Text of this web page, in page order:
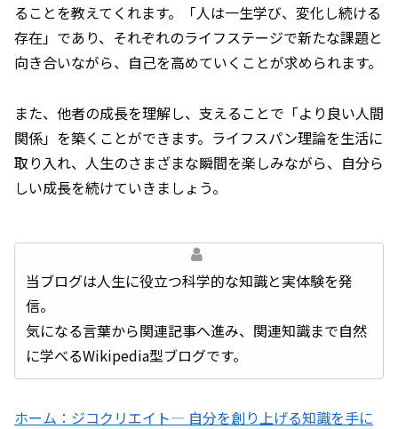
ることを教えてくれます。「人は一生学び、変化し続ける
存在」であり、それぞれのライフステージで新たな課題と
向き合いながら、自己を高めていくことが求められます。
また、他者の成長を理解し、支えることで「より良い人間
関係」を築くことができます。ライフスパン理論を生活に
取り入れ、人生のさまざまな瞬間を楽しみながら、自分ら
しい成長を続けていきましょう。
当ブログは人生に役立つ科学的な知識と実体験を発
信。
気になる言葉から関連記事へ進み、関連知識まで自然
に学べるWikipedia型ブログです。
ホーム：ジコクリエイト― 自分を創り上げる知識を手に